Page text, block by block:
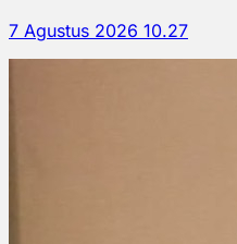
7 Agustus 2026 10.27